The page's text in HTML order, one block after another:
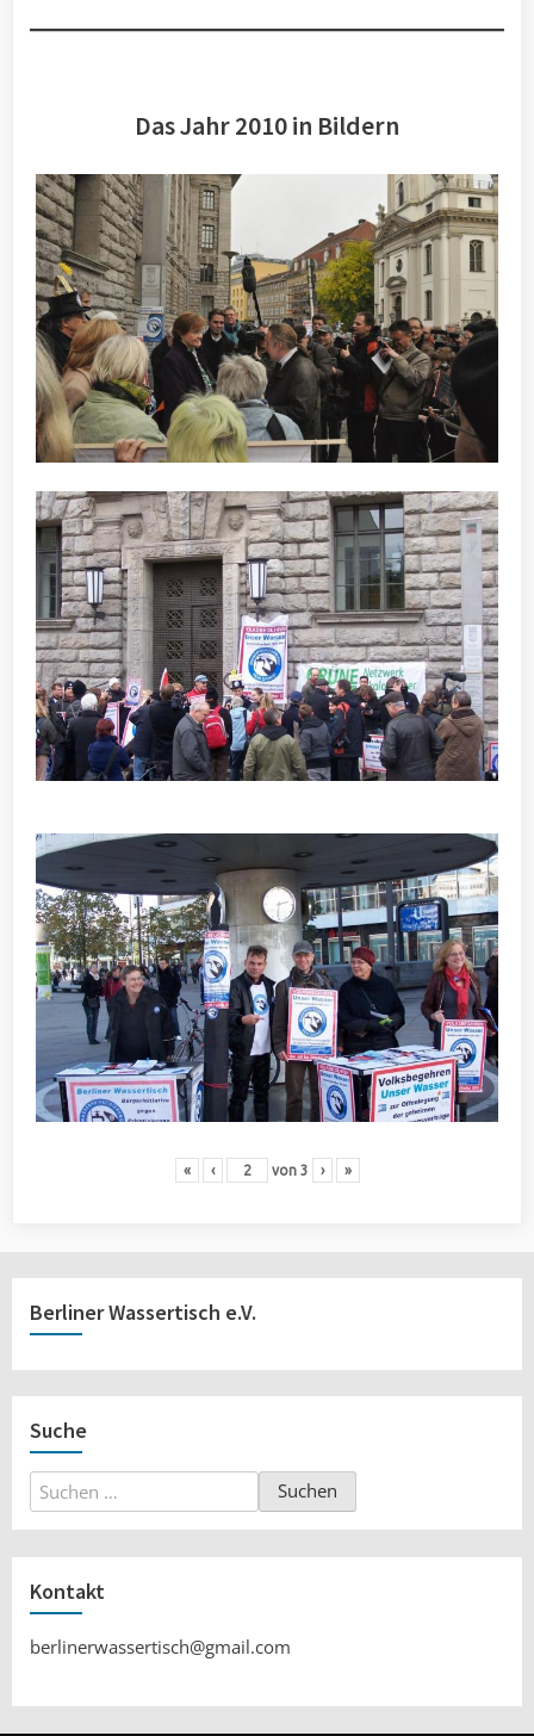
Das Jahr 2010 in Bildern
« ‹ von 3 › »
Berliner Wassertisch e.V.
Suche
Suchen
nach:
Kontakt
berlinerwassertisch@gmail.com